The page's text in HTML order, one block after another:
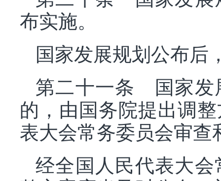
布实施。
国家发展规划公布后
第二十一条 国家发
的，由国务院提出调
表大会常务委员会审查
经全国人民代表大